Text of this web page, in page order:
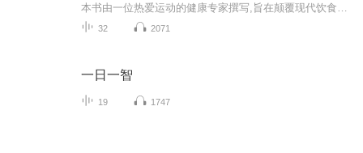
32 2071
一日一智
19 1747